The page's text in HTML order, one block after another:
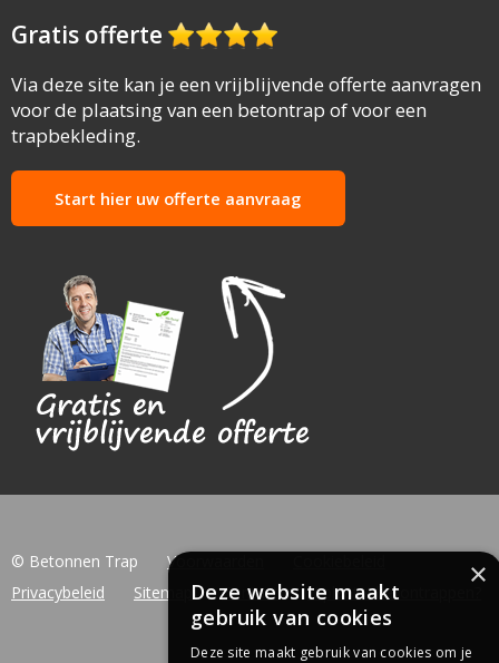
Gratis offerte
Via deze site kan je een vrijblijvende offerte aanvragen
voor de plaatsing van een betontrap of voor een
trapbekleding.
Start hier uw offerte aanvraag
© Betonnen Trap Voorwaarden
Privacybeleid
Sitemap Contact U plaatst betontrappen?
×
Deze website maakt
gebruik van cookies
Deze site maakt gebruik van cookies om je